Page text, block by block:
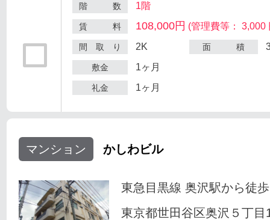
階 数 1階
賃 料 108,000円 (管理費等： 3,000
間 取 り 2K 面 積
敷金 1ヶ月
礼金 1ヶ月
マンション かしわビル
東急目黒線 奥沢駅から徒
東京都世田谷区奥沢５丁目